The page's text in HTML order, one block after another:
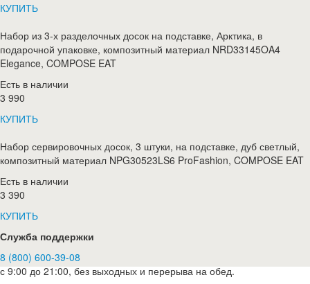
КУПИТЬ
Набор из 3-х разделочных досок на подставке, Арктика, в
подарочной упаковке, композитный материал NRD33145OA4
Elegance, COMPOSE EAT
Есть в наличии
3 990
КУПИТЬ
Набор сервировочных досок, 3 штуки, на подставке, дуб светлый,
композитный материал NPG30523LS6 ProFashion, COMPOSE EAT
Есть в наличии
3 390
КУПИТЬ
Служба поддержки
8 (800) 600-39-08
с 9:00 до 21:00, без выходных и перерыва на обед.